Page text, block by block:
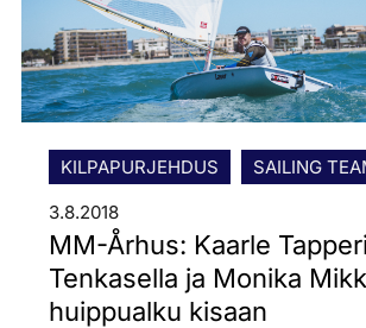
KILPAPURJEHDUS
SAILING
3.8.2018
MM-Århus: Kaarle
Tenkasella ja Monika
huippualku kisaan